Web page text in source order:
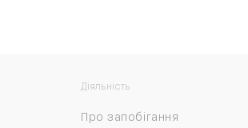
Діяльність
Про запобігання